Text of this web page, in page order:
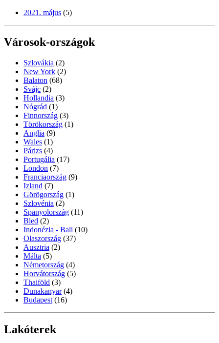
2021. május (5)
Városok-országok
Szlovákia (2)
New York (2)
Balaton (68)
Svájc (2)
Hollandia (3)
Nógrád (1)
Finnország (3)
Törökország (1)
Anglia (9)
Wales (1)
Párizs (4)
Portugália (17)
London (7)
Franciaország (9)
Izland (7)
Görögország (1)
Szlovénia (2)
Spanyolország (11)
Bled (2)
Indonézia - Bali (10)
Olaszország (37)
Ausztria (2)
Málta (5)
Németország (4)
Horvátország (5)
Thaiföld (3)
Dunakanyar (4)
Budapest (16)
Lakóterek